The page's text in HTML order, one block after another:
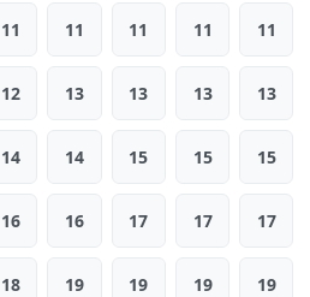
11 11 11 11 11
12 13 13 13 13
14 14 15 15 15
16 16 17 17 17
18 19 19 19 19